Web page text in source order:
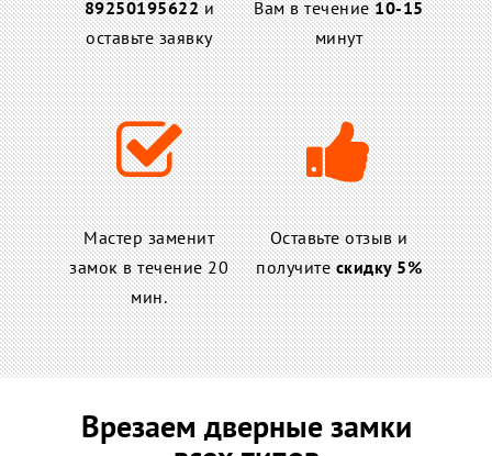
89250195622 и
оставьте заявку
Вам в течение10-15
минут
Мастер заменит
замок в течение 20
мин.
Оставьте отзыв и
получитескидку 5%
Врезаем дверные замки